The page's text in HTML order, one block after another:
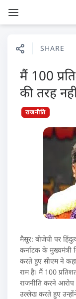
SHARE
मैं 100
की तरह
राजनीति
मैसूर: बीजेपी पर
कर्नाटक के मुख्यमंत्री
करते हुए सीएम ने
राम है। मैं 100
राजनीति करने आरोप
उल्लेख करते हुए